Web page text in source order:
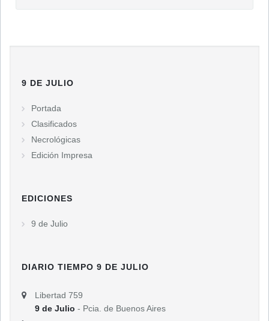
9 DE JULIO
Portada
Clasificados
Necrológicas
Edición Impresa
EDICIONES
9 de Julio
DIARIO TIEMPO 9 DE JULIO
Libertad 759
9 de Julio - Pcia. de Buenos Aires